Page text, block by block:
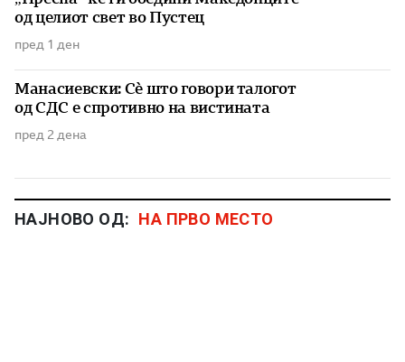
од целиот свет во Пустец
пред 1 ден
Манасиевски: Сè што говори талогот
од СДС е спротивно на вистината
пред 2 дена
НАЈНОВО ОД: НА ПРВО МЕСТО